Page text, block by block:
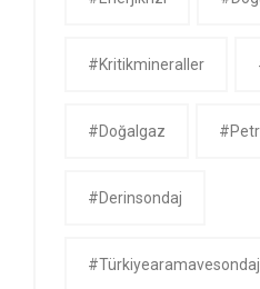
#kritikmineraller
#doğalgaz
#derinsondaj